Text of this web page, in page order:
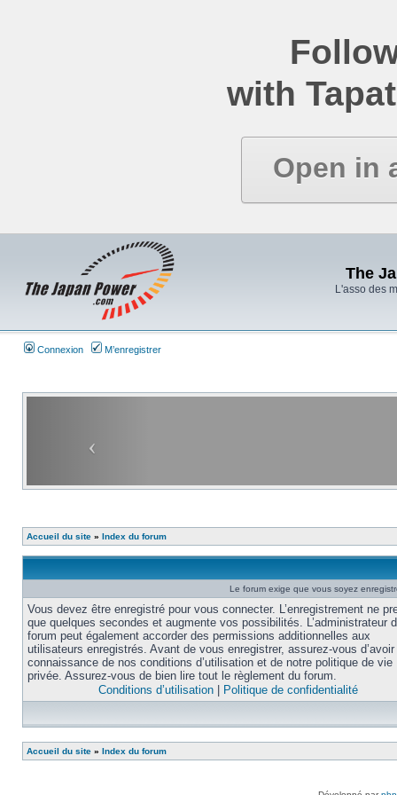
with
Open in
The
L'asso des
Connexion M’enregistrer
Accueil du site » Index du forum
Le forum exige que vous soyez
Vous devez être enregistré pour vous connecter. L’enregistrement ne
que quelques secondes et augmente vos possibilités. L’administrateur
forum peut également accorder des permissions additionnelles aux
utilisateurs enregistrés. Avant de vous enregistrer, assurez-vous
connaissance de nos conditions d’utilisation et de notre politique de vie
privée. Assurez-vous de bien lire tout le règlement du forum.
Conditions d’utilisation
Politique de confidentialité
Accueil du site » Index du forum